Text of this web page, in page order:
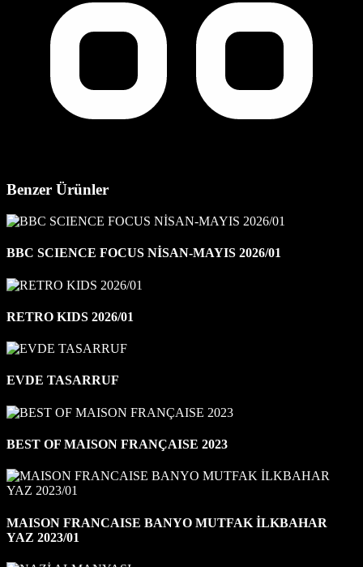
Benzer Ürünler
BBC SCIENCE FOCUS NİSAN-MAYIS 2026/01
RETRO KIDS 2026/01
EVDE TASARRUF
BEST OF MAISON FRANÇAISE 2023
MAISON FRANCAISE BANYO MUTFAK İLKBAHAR
YAZ 2023/01